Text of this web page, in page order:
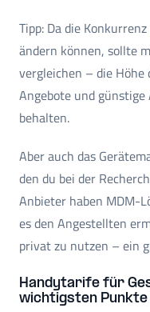
Tipp: Da die
ändern können, sollte
vergleichen – die Höhe
Angebote und
behalten.
Aber auch das
den du bei der
Anbieter haben MDM-
es den Angestellten
privat zu nutzen – ein
Handytarife für
wichtigsten Punkte